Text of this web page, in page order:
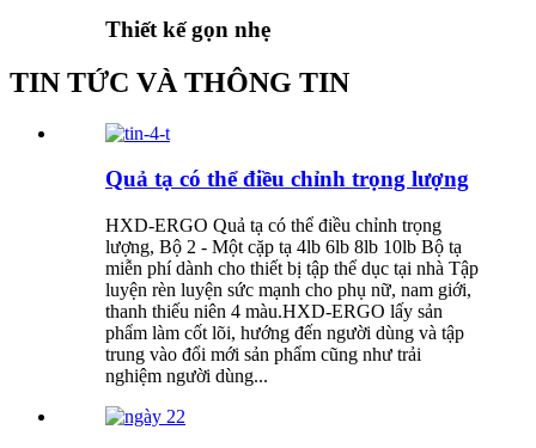
Thiết kế gọn nhẹ
TIN TỨC VÀ THÔNG TIN
Quả tạ có thể điều chỉnh trọng lượng
HXD-ERGO Quả tạ có thể điều chỉnh trọng
lượng, Bộ 2 - Một cặp tạ 4lb 6lb 8lb 10lb Bộ tạ
miễn phí dành cho thiết bị tập thể dục tại nhà Tập
luyện rèn luyện sức mạnh cho phụ nữ, nam giới,
thanh thiếu niên 4 màu.HXD-ERGO lấy sản
phẩm làm cốt lõi, hướng đến người dùng và tập
trung vào đổi mới sản phẩm cũng như trải
nghiệm người dùng...